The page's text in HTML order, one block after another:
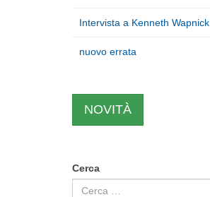
Intervista a Kenneth Wapnick
nuovo errata
NOVITÀ
Cerca